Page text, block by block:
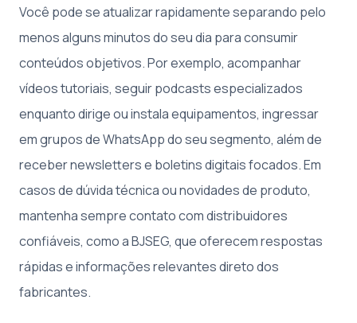
Você pode se atualizar rapidamente separando pelo
menos alguns minutos do seu dia para consumir
conteúdos objetivos. Por exemplo, acompanhar
vídeos tutoriais, seguir podcasts especializados
enquanto dirige ou instala equipamentos, ingressar
em grupos de WhatsApp do seu segmento, além de
receber newsletters e boletins digitais focados. Em
casos de dúvida técnica ou novidades de produto,
mantenha sempre contato com distribuidores
confiáveis, como a BJSEG, que oferecem respostas
rápidas e informações relevantes direto dos
fabricantes.